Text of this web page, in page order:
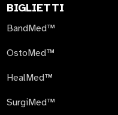
BIGLIETTI
BandMed™
OstoMed™
HealMed™
SurgiMed™